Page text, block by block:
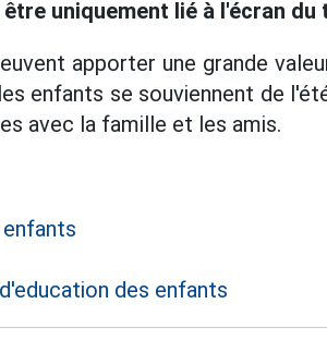
uniquement lié à l'écran du
apporter une grande
enfants se souviennent de
avec la famille et les amis.
des enfants